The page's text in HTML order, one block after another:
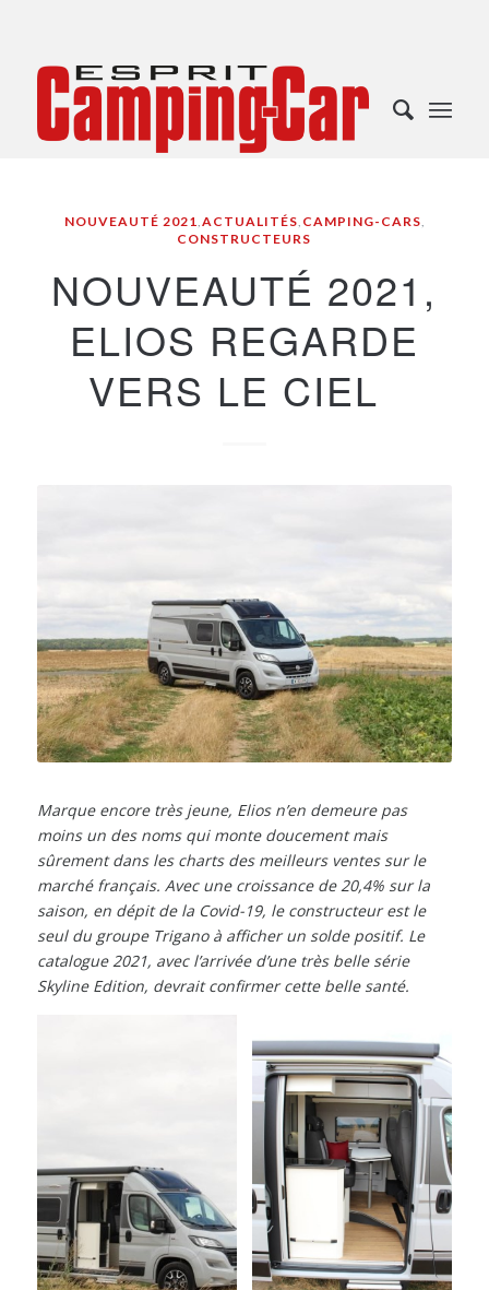
NOUVEAUTÉ 2021,ACTUALITÉS, CAMPING-CARS,
CONSTRUCTEURS
NOUVEAUTÉ 2021,
ELIOS REGARDE
VERS LE CIEL
Marque encore très jeune, Elios n’en demeure pas
moins un des noms qui monte doucement mais
sûrement dans les charts des meilleurs ventes sur le
marché français. Avec une croissance de 20,4% sur la
saison, en dépit de la Covid-19, le constructeur est le
seul du groupe Trigano à afficher un solde positif. Le
catalogue 2021, avec l’arrivée d’une très belle série
Skyline Edition, devrait confirmer cette belle santé.